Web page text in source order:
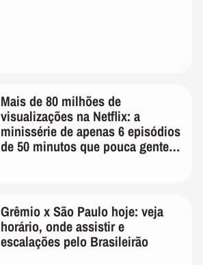
Mais de 80 milhões de
visualizações na Netflix: a
minissérie de apenas 6 episódios
de 50 minutos que pouca gente
Grêmio x São Paulo hoje: veja
horário, onde assistir e
escalações pelo Brasileirão